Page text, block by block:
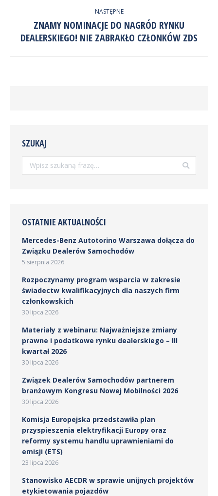
NASTĘPNE
Następny
wpis:
ZNAMY NOMINACJE DO NAGRÓD RYNKU
DEALERSKIEGO! NIE ZABRAKŁO CZŁONKÓW ZDS
SZUKAJ
Szukaj:
OSTATNIE AKTUALNOŚCI
Mercedes-Benz Autotorino Warszawa dołącza do
Związku Dealerów Samochodów
5 sierpnia 2026
Rozpoczynamy program wsparcia w zakresie
świadectw kwalifikacyjnych dla naszych firm
członkowskich
30 lipca 2026
Materiały z webinaru: Najważniejsze zmiany
prawne i podatkowe rynku dealerskiego – III
kwartał 2026
30 lipca 2026
Związek Dealerów Samochodów partnerem
branżowym Kongresu Nowej Mobilności 2026
30 lipca 2026
Komisja Europejska przedstawiła plan
przyspieszenia elektryfikacji Europy oraz
reformy systemu handlu uprawnieniami do
emisji (ETS)
23 lipca 2026
Stanowisko AECDR w sprawie unijnych projektów
etykietowania pojazdów